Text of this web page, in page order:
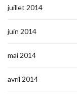
juillet 2014
juin 2014
mai 2014
avril 2014